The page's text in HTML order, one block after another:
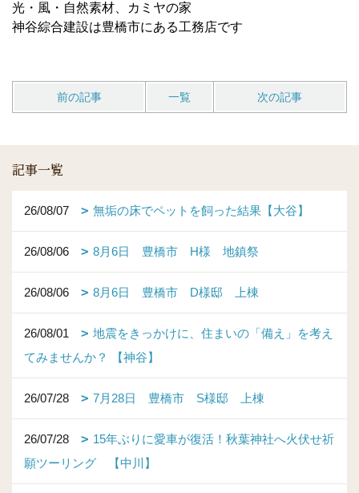
光・風・自然素材、カミヤの家
神谷綜合建設は豊橋市にある工務店です
前の記事 一覧 次の記事
記事一覧
26/08/07 無垢の床でペットを飼った結果【大谷】
26/08/06 8月6日 豊橋市 H様 地鎮祭
26/08/06 8月6日 豊橋市 D様邸 上棟
26/08/01
地震をきっかけに、住まいの「備え」を考え
てみませんか？ 【神谷】
26/07/28 7月28日 豊橋市 S様邸 上棟
26/07/28
15年ぶりに愛車が復活！秋葉神社へ火伏せ祈
願ツーリング 【中川】